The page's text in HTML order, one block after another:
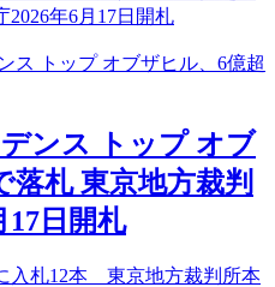
ス トップ オブザヒル、6億超
ンス トップ オブ
落札 東京地方裁判
17日開札